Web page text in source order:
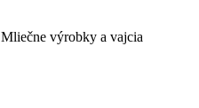
Mliečne výrobky a vajcia